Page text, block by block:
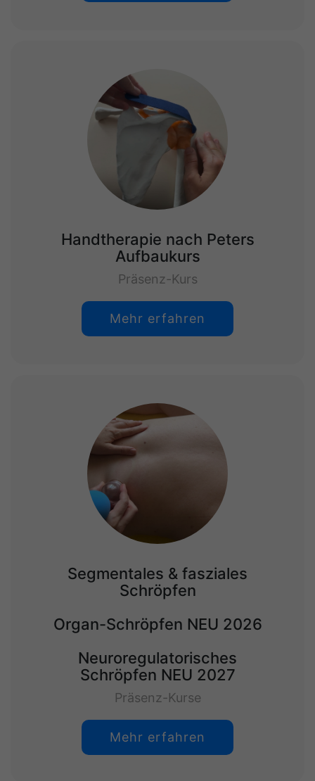
Handtherapie nach Peters
Aufbaukurs
Präsenz-Kurs
Mehr erfahren
Segmentales & fasziales
Schröpfen
Organ-Schröpfen NEU 2026
Neuroregulatorisches
Schröpfen NEU 2027
Präsenz-Kurse
Mehr erfahren